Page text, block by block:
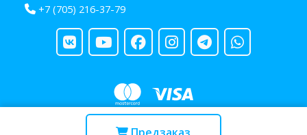
+7 (705) 216-37-79
Copyright © 2013 - 2026 RUBA - разработано